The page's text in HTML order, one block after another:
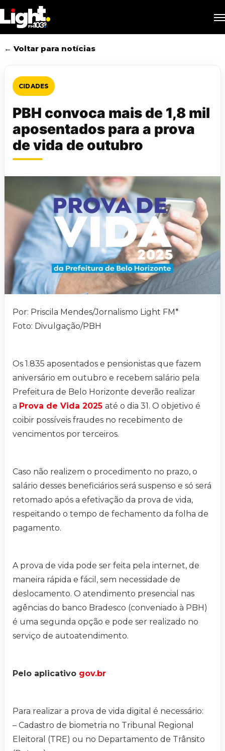
to
main
content
← Voltar para notícias
CIDADES
PBH convoca mais de 1,8 mil
aposentados para a prova
de vida de outubro
Por: Priscila Mendes/Jornalismo Light FM*
Foto: Divulgação/PBH
Os 1.835 aposentados e pensionistas que fazem
aniversário em outubro e recebem salário pela
Prefeitura de Belo Horizonte deverão realizar
a Prova de Vida 2025 até o dia 31. O objetivo é
coibir possíveis fraudes no recebimento de
vencimentos por terceiros.
Caso não realizem o procedimento no prazo, o
salário desses beneficiários será suspenso e só será
retomado após a efetivação da prova de vida,
respeitando o tempo de fechamento da folha de
pagamento.
A prova de vida pode ser feita pela internet, de
maneira rápida e fácil, sem necessidade de
deslocamento. O atendimento presencial nas
agências do banco Bradesco (conveniado à PBH)
é uma segunda opção e pode ser realizado no
serviço de autoatendimento.
Pelo aplicativo gov.br
Para realizar a prova de vida digital é necessário:
– Cadastro de biometria no Tribunal Regional
Eleitoral (TRE) ou no Departamento de Trânsito